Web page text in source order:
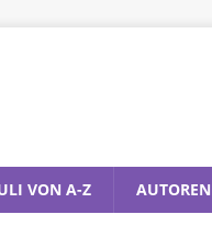
VON A-Z AUTOREN